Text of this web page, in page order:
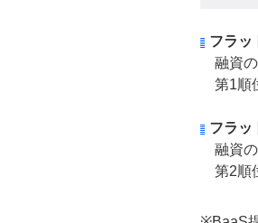
フラッ
融資の
第1順
フラッ
融資の
第2順